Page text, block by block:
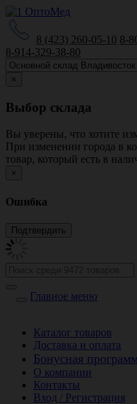
8 (423) 260-05-10 8-
8-914-329-38-80
×
Выбор склада
Вы уверены, что хотите
При изменении города в
товар, который есть в
×
Ошибка
Главное меню
Каталог товаров
Доставка и оплата
Бонусная
О компании
Контакты
Вход / Регистрация